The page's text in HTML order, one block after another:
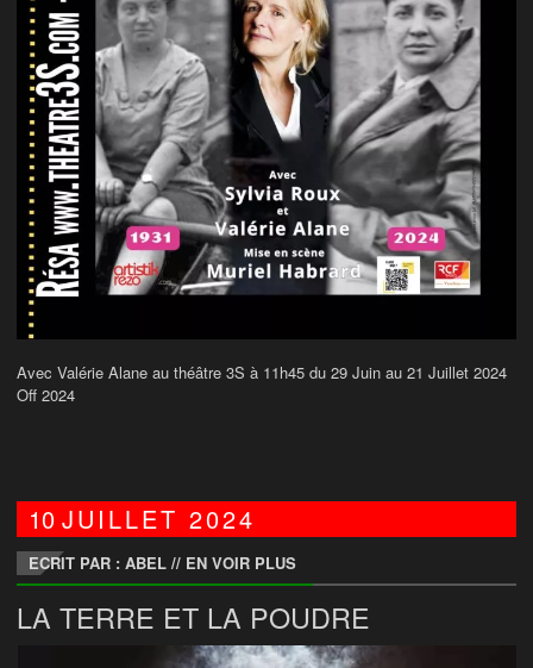
Avec Valérie Alane au théâtre 3S à 11h45 du 29 Juin au 21 Juillet 2024
Off 2024
10JUILLET2024
ECRIT PAR : ABEL // EN VOIR PLUS
LA TERRE ET LA POUDRE